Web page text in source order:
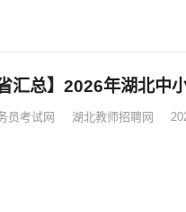
省汇总】2026年湖北中
员考试网 湖北教师招聘网